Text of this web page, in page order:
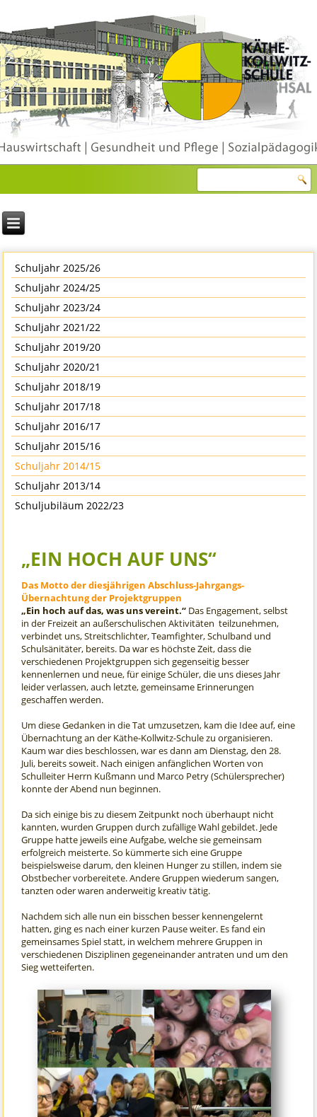
Schuljahr 2025/26
Schuljahr 2024/25
Schuljahr 2023/24
Schuljahr 2021/22
Schuljahr 2019/20
Schuljahr 2020/21
Schuljahr 2018/19
Schuljahr 2017/18
Schuljahr 2016/17
Schuljahr 2015/16
Schuljahr 2014/15
Schuljahr 2013/14
Schuljubiläum 2022/23
„EIN HOCH AUF UNS“
Das Motto der diesjährigen Abschluss-Jahrgangs-
Übernachtung der Projektgruppen
„Ein hoch auf das, was uns vereint.“ Das Engagement, selbst
in der Freizeit an außerschulischen Aktivitäten teilzunehmen,
verbindet uns, Streitschlichter, Teamfighter, Schulband und
Schulsänitäter, bereits. Da war es höchste Zeit, dass die
verschiedenen Projektgruppen sich gegenseitig besser
kennenlernen und neue, für einige Schüler, die uns dieses Jahr
leider verlassen, auch letzte, gemeinsame Erinnerungen
geschaffen werden.
Um diese Gedanken in die Tat umzusetzen, kam die Idee auf, eine
Übernachtung an der Käthe-Kollwitz-Schule zu organisieren.
Kaum war dies beschlossen, war es dann am Dienstag, den 28.
Juli, bereits soweit. Nach einigen anfänglichen Worten von
Schulleiter Herrn Kußmann und Marco Petry (Schülersprecher)
konnte der Abend nun beginnen.
Da sich einige bis zu diesem Zeitpunkt noch überhaupt nicht
kannten, wurden Gruppen durch zufällige Wahl gebildet. Jede
Gruppe hatte jeweils eine Aufgabe, welche sie gemeinsam
erfolgreich meisterte. So kümmerte sich eine Gruppe
beispielsweise darum, den kleinen Hunger zu stillen, indem sie
Obstbecher vorbereitete. Andere Gruppen wiederum sangen,
tanzten oder waren anderweitig kreativ tätig.
Nachdem sich alle nun ein bisschen besser kennengelernt
hatten, ging es nach einer kurzen Pause weiter. Es fand ein
gemeinsames Spiel statt, in welchem mehrere Gruppen in
verschiedenen Disziplinen gegeneinander antraten und um den
Sieg wetteiferten.